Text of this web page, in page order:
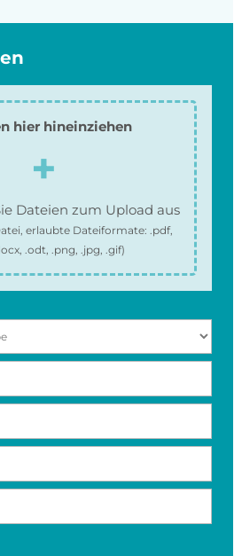
hier hineinziehen
Dateien zum Upload aus
erlaubte Dateiformate: .pdf,
.odt, .png, .jpg, .gif)